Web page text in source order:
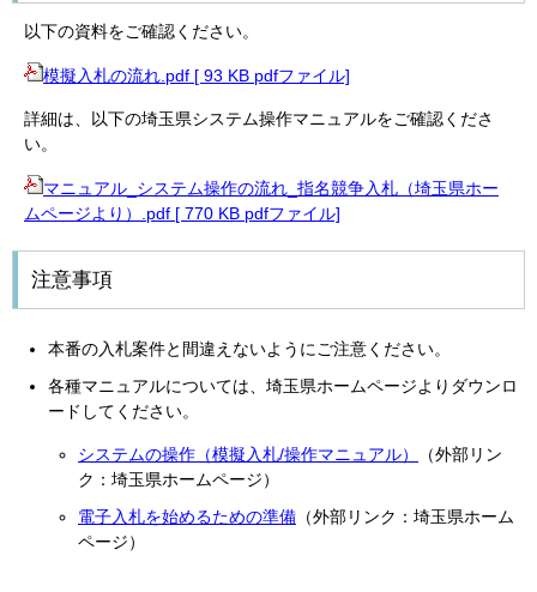
以下の資料をご確認ください。
模擬入札の流れ.pdf [ 93 KB pdfファイル]
詳細は、以下の埼玉県システム操作マニュアルをご確認くださ
い。
マニュアル_システム操作の流れ_指名競争入札（埼玉県ホー
ムページより）.pdf [ 770 KB pdfファイル]
注意事項
本番の入札案件と間違えないようにご注意ください。
各種マニュアルについては、埼玉県ホームページよりダウンロ
ードしてください。
システムの操作（模擬入札/操作マニュアル）
（外部リン
ク：埼玉県ホームページ）
電子入札を始めるための準備 （外部リンク：埼玉県ホーム
ページ）